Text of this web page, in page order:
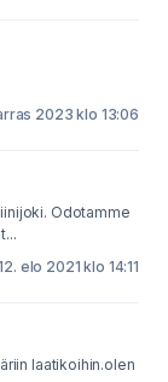
2023 klo 13:06
Odotamme
elo 2021 klo 14:11
laatikoihin.olen